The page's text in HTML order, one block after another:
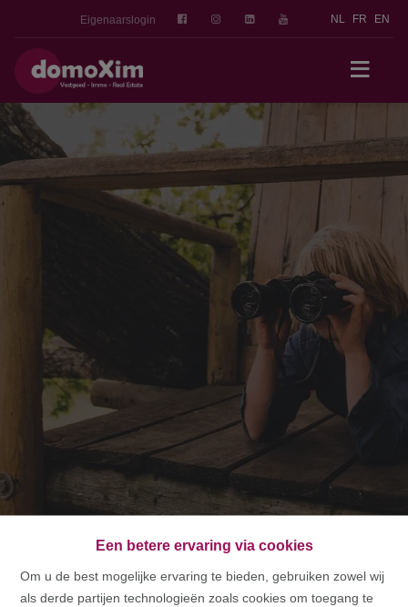
Een betere ervaring via cookies
Om u de best mogelijke ervaring te bieden, gebruiken zowel wij
als derde partijen technologieën zoals cookies om toegang te
Eigenaarslogin NL FR EN